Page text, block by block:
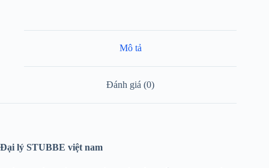
Mô tả
Đánh giá (0)
Đại lý STUBBE việt nam